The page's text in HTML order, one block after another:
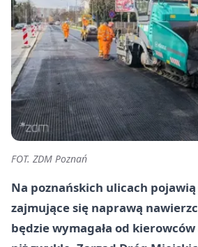
FOT. ZDM Poznań
Na poznańskich ulicach
zajmujące się naprawą
będzie wymagała od